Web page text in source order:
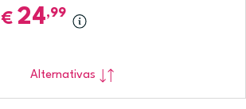
€ 24,99
Alternativas